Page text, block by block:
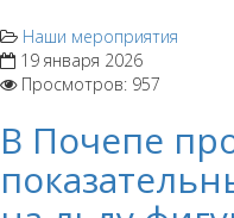
Наши мероприятия
19 января 2026
Просмотров: 957
В Почепе